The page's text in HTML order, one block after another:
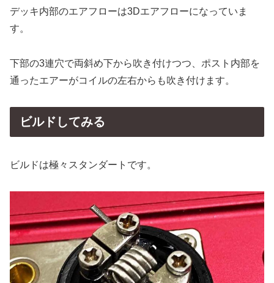
デッキ内部のエアフローは3Dエアフローになっていま
す。
下部の3連穴で両斜め下から吹き付けつつ、ポスト内部を
通ったエアーがコイルの左右からも吹き付けます。
ビルドしてみる
ビルドは極々スタンダートです。